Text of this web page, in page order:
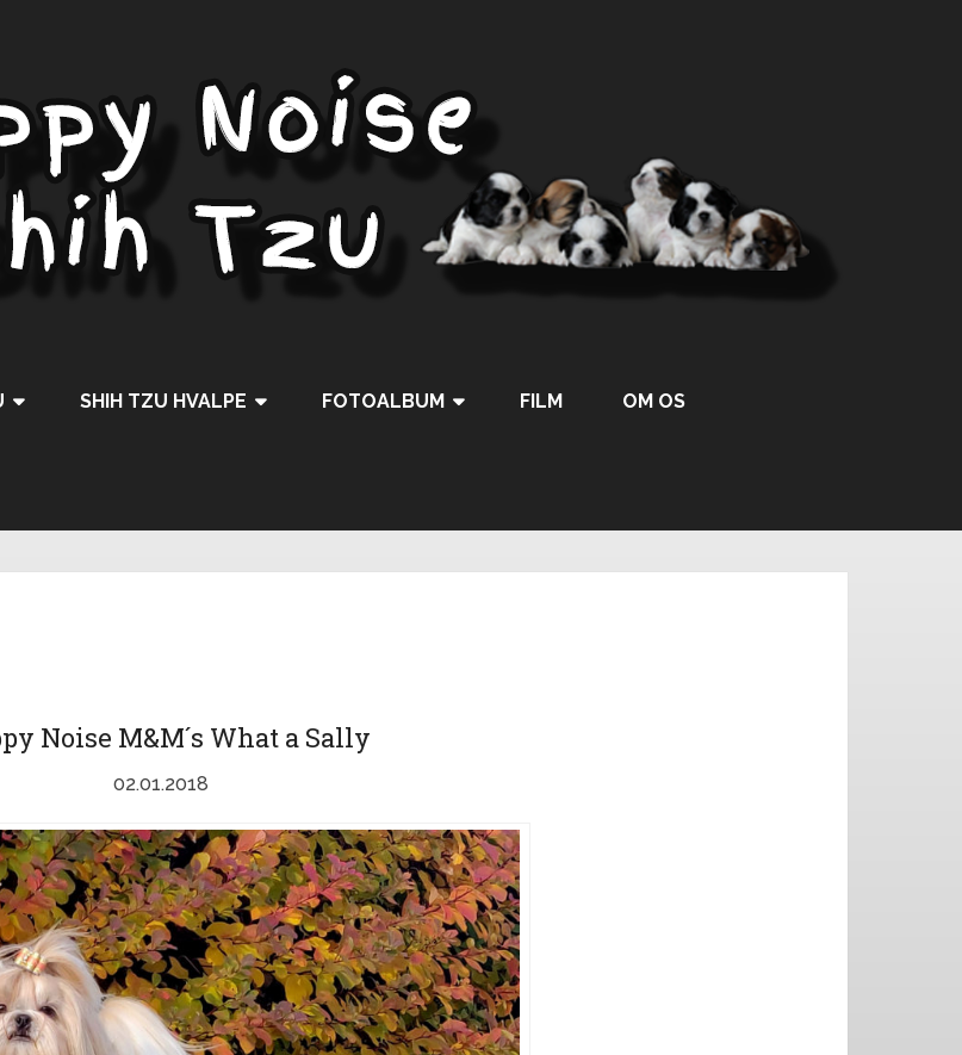
SHIH TZU HVALPE FOTOALBUM FILM OM OS
Noise M&M´s What a Sally
02.01.2018